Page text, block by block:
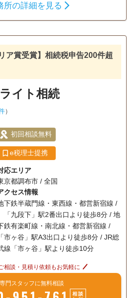
相続税申告
性スタッフ対応可 土日相談可
相談可 オンライン面談可
所の詳細を見る
ア賞受賞】相続税申告200件超
イト相続
）
初回相談無料
e税理士提携
応エリア
京都調布市 / 全国
クセス情報
下鉄半蔵門線・東西線・都営新宿線 /
「九段下」駅2番出口より徒歩8分 / 地
鉄有楽町線・南北線・都営新宿線 /
「市ヶ谷」駅A3出口より徒歩8分 / JR総
線「市ヶ谷」駅より徒歩10分
相談・見積り依頼もお気軽に
門スタッフに無料相談
相談